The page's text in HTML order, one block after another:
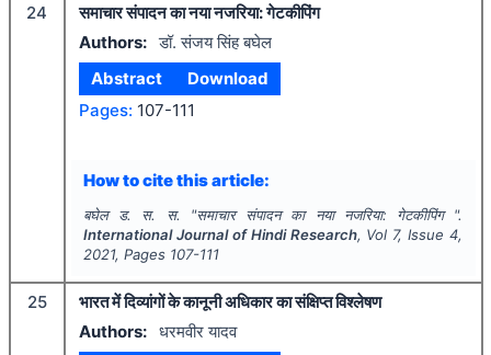
24
समाचार संपादन का नया नजरिया: गेटकीपिंग
Authors: डॉ. संजय सिंह बघेल
Abstract
Download
Pages: 107-111
How to cite this article:
बघेल ड. स. स. "समाचार संपादन का नया नजरिया: गेटकीपिंग ".
International Journal of Hindi Research, Vol 7, Issue4,
2021, Pages 107-111
25
भारत में दिव्यांगों के कानूनी अधिकार का संक्षिप्त विश्लेषण
Authors: धरमवीर यादव